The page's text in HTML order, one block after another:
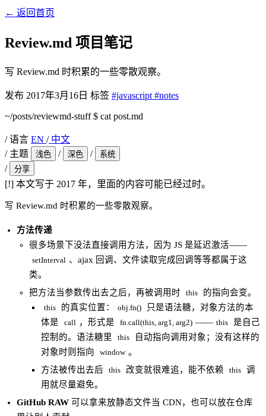
← 返回首页
Review.md 项目笔记
写 Review.md 时积累的一些零散观察。
发布 2017年3月16日 标签 #javascript #notes
~/posts/reviewmd-stuff $ cat post.md
/语言 EN /中文
/主题 浅色 / 深色 / 系统
/ 分享
[!] 本文写于 2017 年，里面的内容可能已经过时。
写 Review.md 时积累的一些零散观察。
方法传递
很多场景下没法直接调用方法，因为 JS 是延迟激活——
setInterval 、ajax 回调、文件读取完成回调等等都属于这
类。
把方法当参数传出去之后，再被调用时
this 的指向会变。
this 的真实位置： obj.fn()
只是语法糖，对象方法的本
体是
call ，形式是 fn.call(this, arg1, arg2) —— this
是自己
控制的。语法糖里
this
自动指向调用对象；没有这样的
对象时则指向
window 。
方法被传出去后
this 改变就很难追，能不依赖 this
调
用就尽量避免。
GitHub RAW 可以拿来放静态文件当 CDN，也可以放在仓库